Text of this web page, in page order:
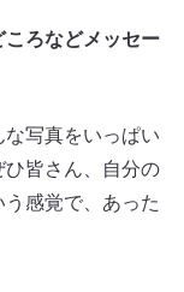
ろなどメッセー
写真をいっぱい
皆さん、自分の
感覚で、あった